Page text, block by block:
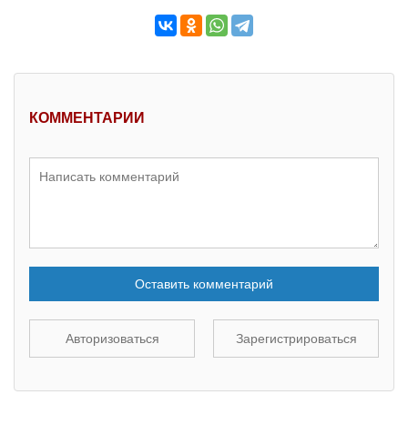
КОММЕНТАРИИ
Оставить комментарий
Авторизоваться Зарегистрироваться